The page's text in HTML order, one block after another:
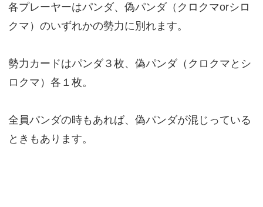
各プレーヤーはパンダ、偽パンダ（クロクマorシロ
クマ）のいずれかの勢力に別れます。
勢力カードはパンダ３枚、偽パンダ（クロクマとシ
ロクマ）各１枚。
全員パンダの時もあれば、偽パンダが混じっている
ときもあります。